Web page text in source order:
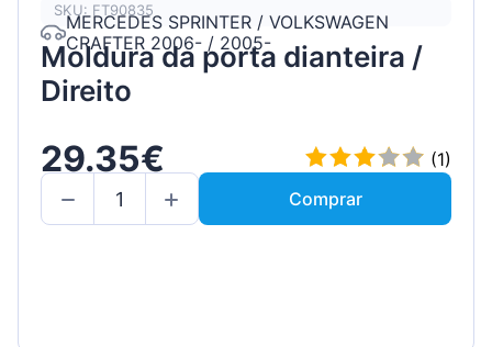
SKU: FT90835
MERCEDES SPRINTER / VOLKSWAGEN
CRAFTER 2006- / 2005-
Moldura da porta dianteira /
Direito
29.35€
(1)
Comprar